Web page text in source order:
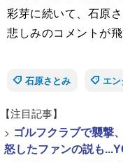
彩芽に続いて、石原
悲しみのコメントが飛
石原さとみ
エ
【注目記事】
> ゴルフクラブで襲撃
怒したファンの説も